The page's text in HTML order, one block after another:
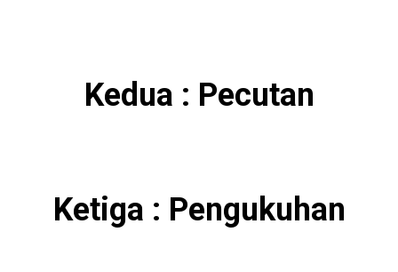
Kedua : Pecutan
Ketiga : Pengukuhan